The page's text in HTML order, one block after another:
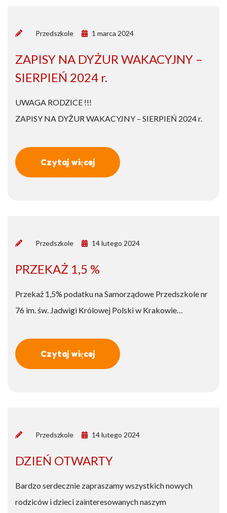
Przedszkole 1 marca 2024
ZAPISY NA DYŻUR WAKACYJNY –
SIERPIEŃ 2024 r.
UWAGA RODZICE !!!
ZAPISY NA DYŻUR WAKACYJNY – SIERPIEŃ 2024 r.
Czytaj więcej
Przedszkole 14 lutego 2024
PRZEKAŻ 1,5 %
Przekaż 1,5% podatku na Samorządowe Przedszkole nr
76 im. św. Jadwigi Królowej Polski w Krakowie…
Czytaj więcej
Przedszkole 14 lutego 2024
DZIEŃ OTWARTY
Bardzo serdecznie zapraszamy wszystkich nowych
rodziców i dzieci zainteresowanych naszym